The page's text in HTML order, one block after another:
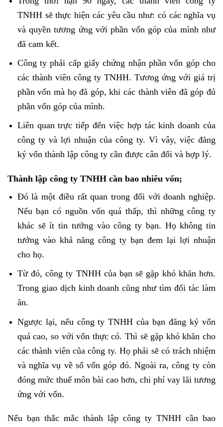
TNHH sẽ thực hiện các yêu cầu như: có các nghĩa vụ
và quyền tương ứng với phần vốn góp của mình như
đã cam kết.
Công ty phải cấp giấy chứng nhận phần vốn góp cho
các thành viên công ty TNHH. Tương ứng với giá trị
phần vốn mà họ đã góp, khi các thành viên đã góp đủ
phần vốn góp của mình.
Liên quan trực tiếp đến việc hợp tác kinh doanh của
công ty và lợi nhuận của công ty. Vì vây, việc đăng
ký vốn thành lập công ty cần được cân đối và hợp lý.
Thành lập công ty TNHH cần bao nhiêu vốn;
Đó là một điều rất quan trong đối với doanh nghiệp.
Nếu bạn có nguồn vốn quá thấp, thì những công ty
khác sẽ ít tin tưởng vào công ty bạn. Họ không tin
tưởng vào khả năng công ty bạn đem lại lợi nhuận
cho họ.
Từ đó, công ty TNHH của bạn sẽ gặp khó khăn hơn.
Trong giao dịch kinh doanh cũng như tìm đối tác làm
ăn.
Ngược lại, nếu công ty TNHH của bạn đăng ký vốn
quá cao, so với vốn thực có. Thì sẽ gặp khó khăn cho
các thành viên của công ty. Họ phải sẽ có trách nhiệm
và nghĩa vụ về số vốn góp đó. Ngoài ra, công ty còn
đóng mức thuế môn bài cao hơn, chi phí vay lãi tương
ứng với vốn.
Nếu bạn thắc mắc thành lập công ty TNHH cần bao